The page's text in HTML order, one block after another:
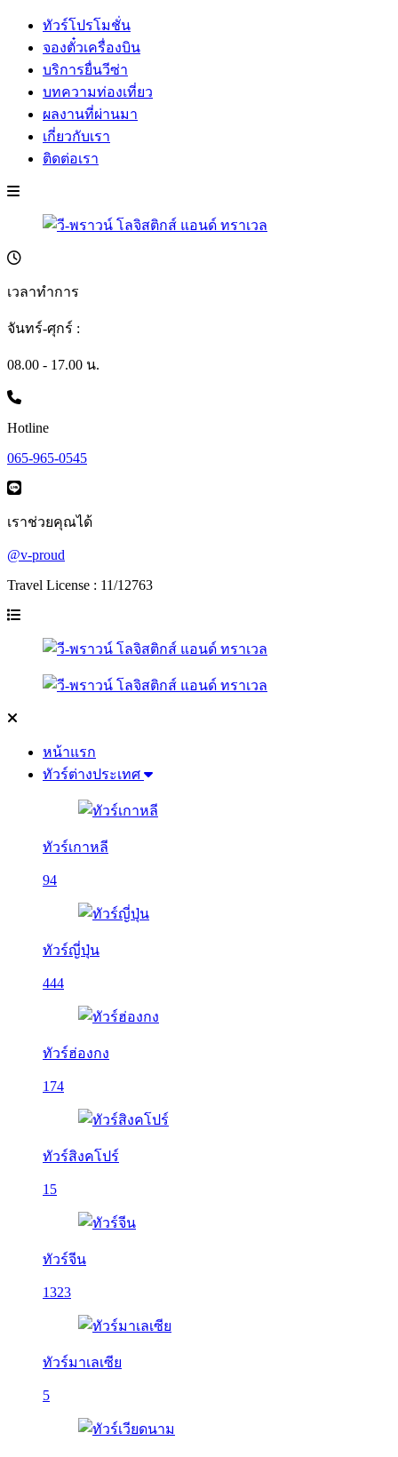
ทัวร์โปรโมชั่น
จองตั๋วเครื่องบิน
บริการยื่นวีซ่า
บทความท่องเที่ยว
ผลงานที่ผ่านมา
เกี่ยวกับเรา
ติดต่อเรา
เวลาทำการ
จันทร์-ศุกร์ :
08.00 - 17.00 น.
Hotline
065-965-0545
เราช่วยคุณได้
@v-proud
Travel License : 11/12763
หน้าแรก
ทัวร์ต่างประเทศ
ทัวร์เกาหลี
94
ทัวร์ญี่ปุ่น
444
ทัวร์ฮ่องกง
174
ทัวร์สิงคโปร์
15
ทัวร์จีน
1323
ทัวร์มาเลเซีย
5